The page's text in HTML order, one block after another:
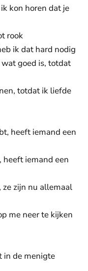
kon horen dat je
rook
ik dat hard nodig
goed is, totdat
totdat ik liefde
heeft iemand een
heeft iemand een
ze zijn nu allemaal
me neer te kijken
in de menigte